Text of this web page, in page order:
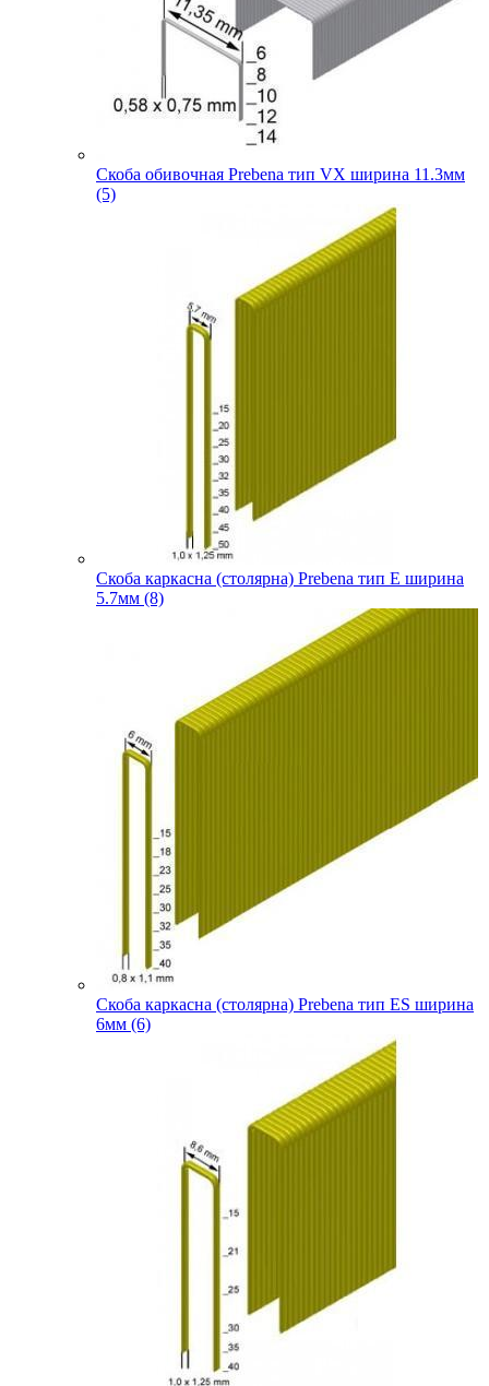
Скоба обивочная Prebena тип VX ширина 11.3мм
(5)
Скоба каркасна (столярна) Prebena тип E ширина
5.7мм (8)
Скоба каркасна (столярна) Prebena тип ES ширина
6мм (6)